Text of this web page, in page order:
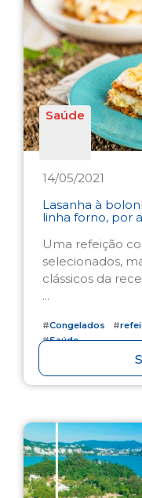
Saúde
14/05/2021
Lasanha à
linha forno, por
Uma refeição
selecionados,
clássicos da
...
#Congelados #
#Saúde